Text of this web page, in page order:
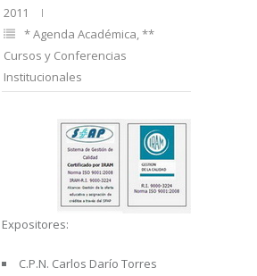
2011
* Agenda Académica,**
Cursos y Conferencias
Institucionales
Expositores:
C.P.N. Carlos Darío Torres